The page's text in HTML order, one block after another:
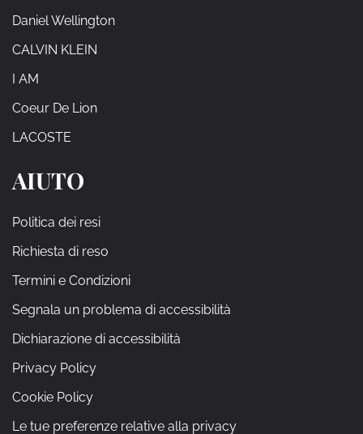
Daniel Wellington
CALVIN KLEIN
I AM
Coeur De Lion
LACOSTE
AIUTO
Politica dei resi
Richiesta di reso
Termini e Condizioni
Segnala un problema di accessibilità
Dichiarazione di accessibilità
Privacy Policy
Cookie Policy
Le tue preferenze relative alla privacy